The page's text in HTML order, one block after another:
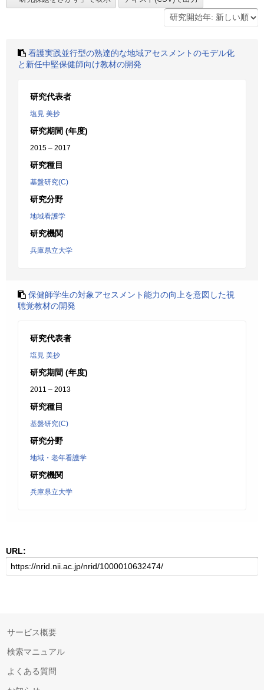
看護実践並行型の熟達的な地域アセスメントのモデル化
と新任中堅保健師向け教材の開発
研究代表者
塩見 美抄
研究期間 (年度)
2015 – 2017
研究種目
基盤研究(C)
研究分野
地域看護学
研究機関
兵庫県立大学
保健師学生の対象アセスメント能力の向上を意図した視
聴覚教材の開発
研究代表者
塩見 美抄
研究期間 (年度)
2011 – 2013
研究種目
基盤研究(C)
研究分野
地域・老年看護学
研究機関
兵庫県立大学
URL:
サービス概要
検索マニュアル
よくある質問